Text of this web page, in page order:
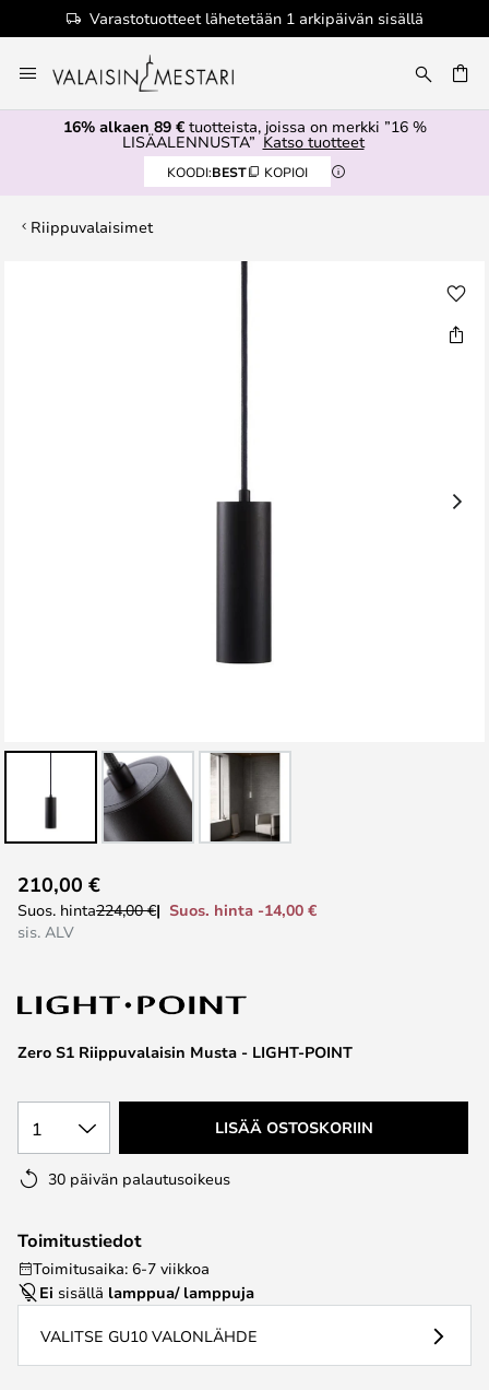
Varastotuotteet lähetetään 1 arkipäivän sisällä
to
Content
16% alkaen 89 €tuotteista, joissa on merkki ”16 %
LISÄALENNUSTA” Katso tuotteet
KOODI:BEST KOPIOI
Riippuvalaisimet
to
the
the
gallery
Zero S1 Riippuvalaisin Musta - LIGHT-POINT
210,00 €
Suos. hinta224,00 €
Suos. hinta -14,00 €
sis. ALV
1 LISÄÄ OSTOSKORIIN
30 päivän palautusoikeus
Toimitustiedot
Toimitusaika: 6-7 viikkoa
Ei sisällä lamppua/ lamppuja
VALITSE GU10 VALONLÄHDE